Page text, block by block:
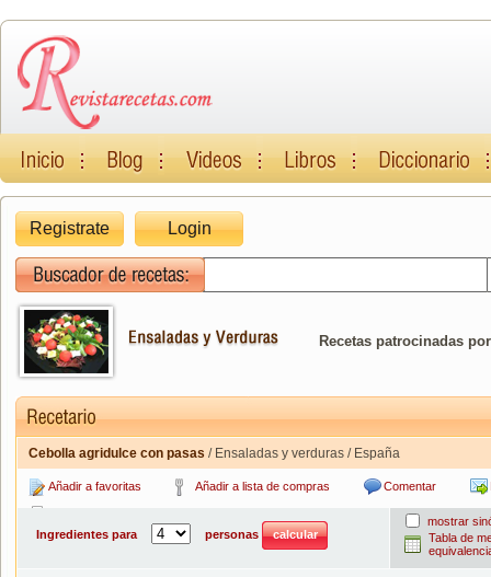
Registrate Login
Recetas patrocinadas
Cebolla agridulce con pasas / Ensaladas y verduras / España
Añadir a favoritas Añadir a lista de compras Comentar
Ingredientes para
personas
mostrar
Tabla de